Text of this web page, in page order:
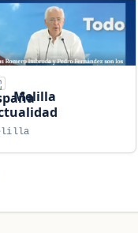
Melilla